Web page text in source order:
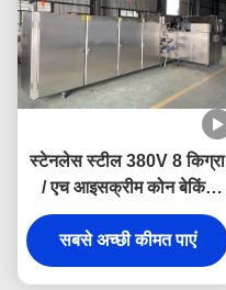
स्टेनलेस स्टील 380V 8 किग्रा
/ एच आइसक्रीम कोन बेकिंग
मशीन
सबसे अच्छी कीमत पाएं